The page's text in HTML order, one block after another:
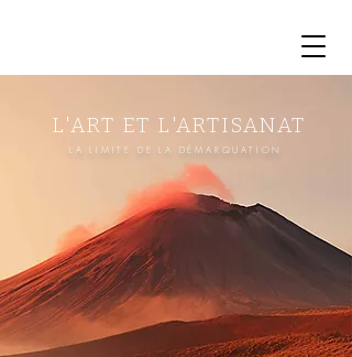
L'ART ET L'ARTISANAT
LA LIMITE DE LA DÉMARQUATION